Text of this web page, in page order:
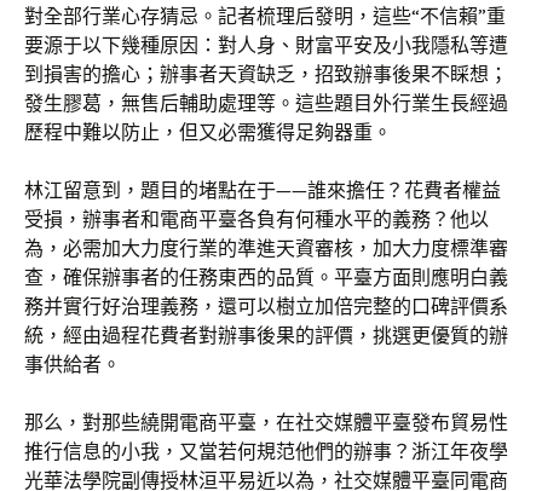
對全部行業心存猜忌。記者梳理后發明，這些“不信賴”重
要源于以下幾種原因：對人身、財富平安及小我隱私等遭
到損害的擔心；辦事者天資缺乏，招致辦事後果不睬想；
發生膠葛，無售后輔助處理等。這些題目外行業生長經過
歷程中難以防止，但又必需獲得足夠器重。
林江留意到，題目的堵點在于——誰來擔任？花費者權益
受損，辦事者和電商平臺各負有何種水平的義務？他以
為，必需加大力度行業的準進天資審核，加大力度標準審
查，確保辦事者的任務東西的品質。平臺方面則應明白義
務并實行好治理義務，還可以樹立加倍完整的口碑評價系
統，經由過程花費者對辦事後果的評價，挑選更優質的辦
事供給者。
那么，對那些繞開電商平臺，在社交媒體平臺發布貿易性
推行信息的小我，又當若何規范他們的辦事？浙江年夜學
光華法學院副傳授林洹平易近以為，社交媒體平臺同電商